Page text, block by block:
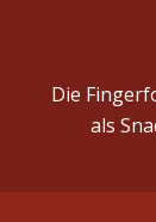
Die
als